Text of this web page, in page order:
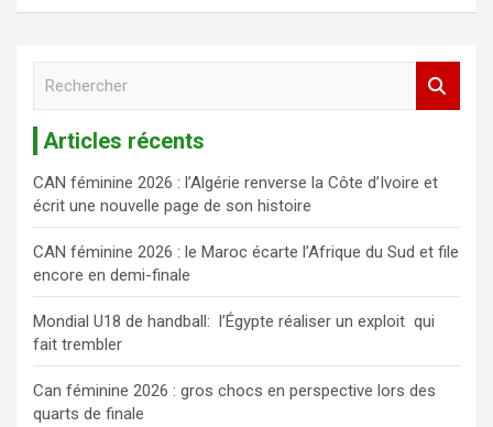
r
c
h
e
r
Articles récents
CAN féminine 2026 : l’Algérie renverse la Côte d’Ivoire et
écrit une nouvelle page de son histoire
CAN féminine 2026 : le Maroc écarte l’Afrique du Sud et file
encore en demi-finale
Mondial U18 de handball: l’Égypte réaliser un exploit qui
fait trembler
Can féminine 2026 : gros chocs en perspective lors des
quarts de finale